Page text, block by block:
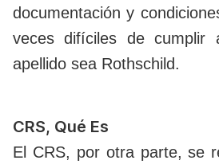
documentación y
veces difíciles de cumplir
apellido sea Rothschild.
CRS, Qué Es
El CRS, por otra parte, se